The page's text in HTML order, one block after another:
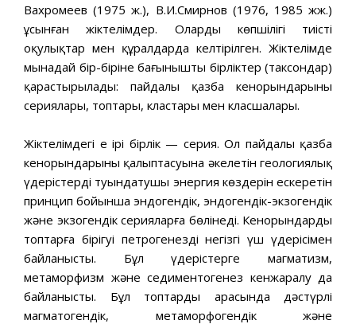
Вахромеев (1975 ж.), В.И.Смирнов (1976, 1985 жж.)
ұсынған жіктелімдер. Олардың көпшілігі тиісті
оқулықтар мен құралдарда келтірілген. Жіктелімде
мынадай бір-біріне бағынышты бірліктер (таксондар)
қарастырылады: пайдалы қазба кенорындарының
сериялары, топтары, кластары мен класшалары.
Жіктелімдегі ең ірі бірлік — серия. Ол пайдалы қазба
кенорындарының қалыптасуына әкелетін геологиялық
үдерістерді туындатушы энергия көздерін ескеретін
принцип бойынша эндогендік, эндогендік-экзогендік
және экзогендік серияларға бөлінеді. Кенорындардың
топтарға бірігуі петрогенездің негізгі үш үдерісімен
байланысты. Бұл үдерістерге магматизм,
метаморфизм және седиментогенез кенжаралу да
байланысты. Бұл топтардың арасында дәстүрлі
магматогендік, метаморфогендік және